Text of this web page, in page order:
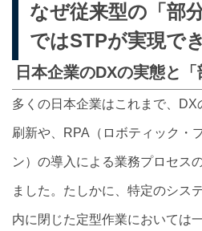
なぜ従来型の「部
ではSTPが実現で
日本企業のDXの実態と
多くの日本企業はこれまで、
刷新や、RPA（ロボティック・
ン）の導入による業務プロセス
ました。たしかに、特定のシス
内に閉じた定型作業においては